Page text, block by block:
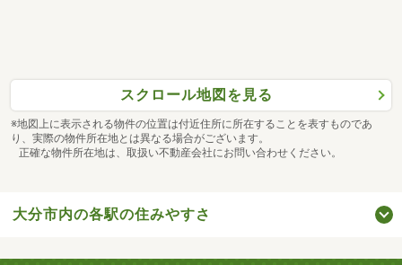
スクロール地図を見る
※地図上に表示される物件の位置は付近住所に所在することを表すものであ
り、実際の物件所在地とは異なる場合がございます。
正確な物件所在地は、取扱い不動産会社にお問い合わせください。
大分市内の各駅の住みやすさ